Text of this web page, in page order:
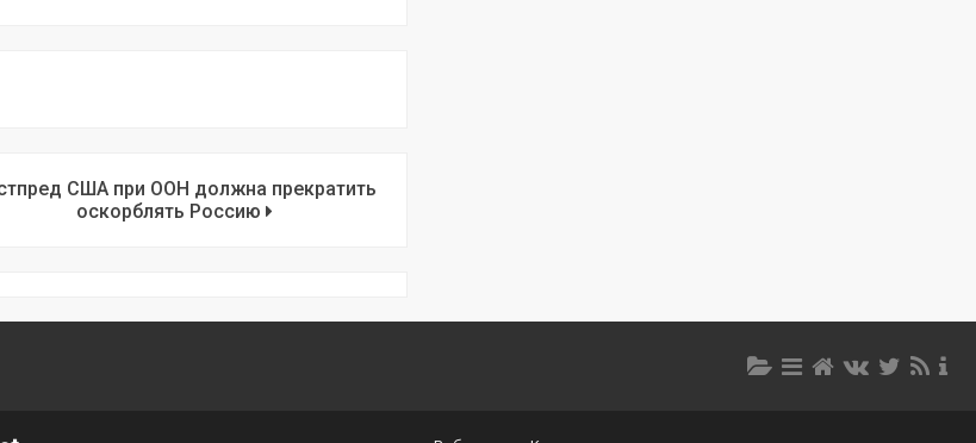
США при ООН должна прекратить
оскорблять Россию